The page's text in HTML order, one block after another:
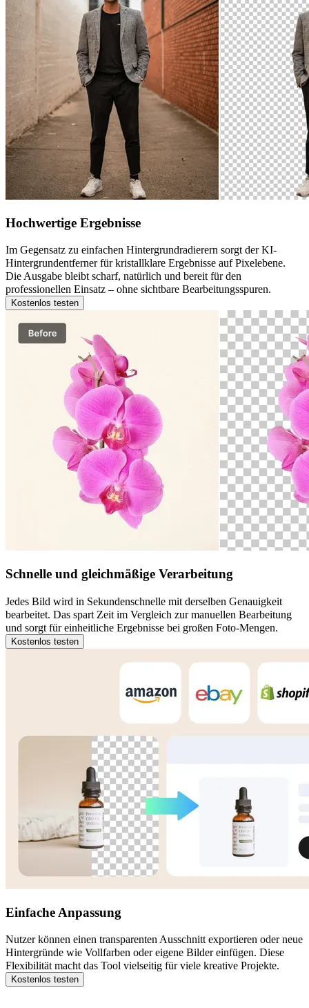
Hochwertige Ergebnisse
Im Gegensatz zu einfachen Hintergrundradierern sorgt der KI-
Hintergrundentferner für kristallklare Ergebnisse auf Pixelebene.
Die Ausgabe bleibt scharf, natürlich und bereit für den
professionellen Einsatz – ohne sichtbare Bearbeitungsspuren.
Kostenlos testen
Schnelle und gleichmäßige Verarbeitung
Jedes Bild wird in Sekundenschnelle mit derselben Genauigkeit
bearbeitet. Das spart Zeit im Vergleich zur manuellen Bearbeitung
und sorgt für einheitliche Ergebnisse bei großen Foto-Mengen.
Kostenlos testen
Einfache Anpassung
Nutzer können einen transparenten Ausschnitt exportieren oder neue
Hintergründe wie Vollfarben oder eigene Bilder einfügen. Diese
Flexibilität macht das Tool vielseitig für viele kreative Projekte.
Kostenlos testen